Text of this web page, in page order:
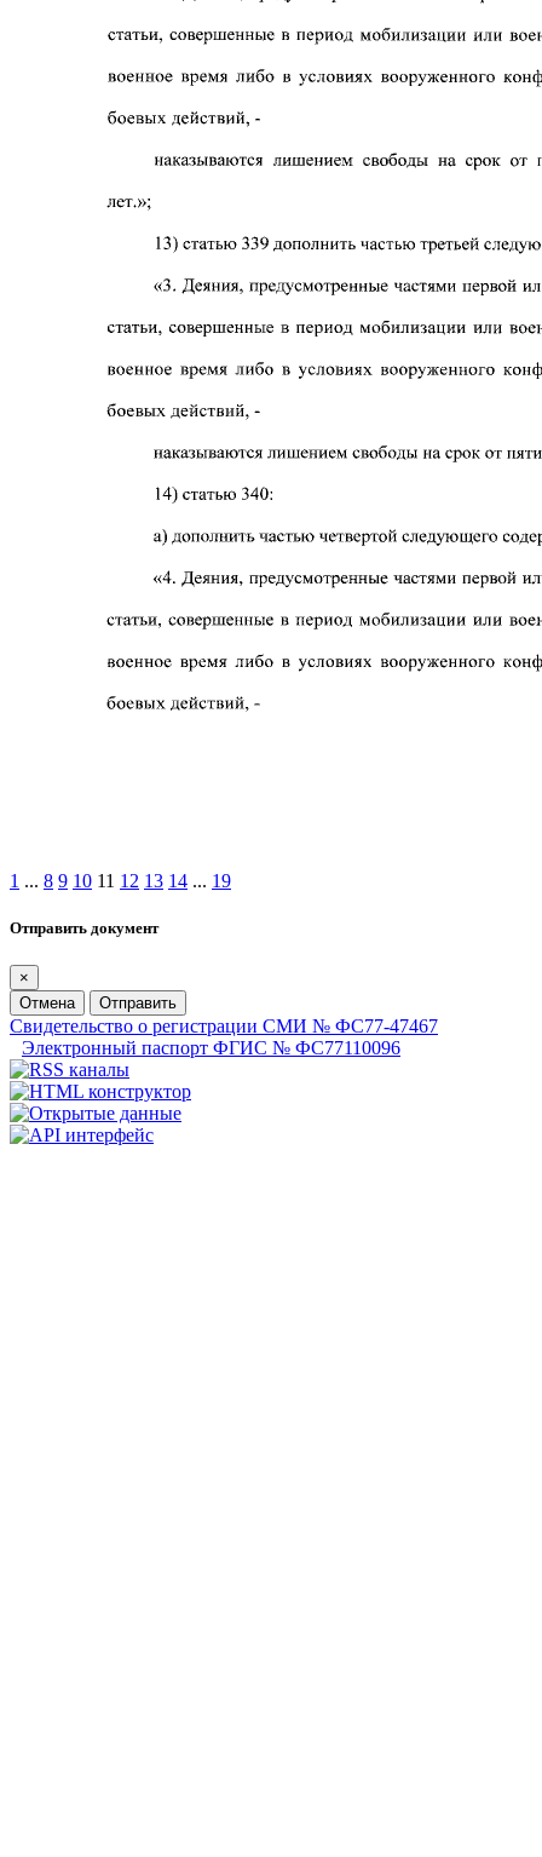
1 ... 8 9 10 11 12 13 14 ... 19
Отправить документ
×
Отмена
Отправить
Свидетельство о регистрации СМИ № ФС77-47467
Электронный паспорт ФГИС № ФС77110096